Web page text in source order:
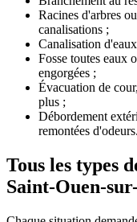
Racines d'arbres
canalisations ;
Canalisation
Fosse toutes eaux
engorgées ;
Évacuation de
plus ;
Débordement
remontées d'odeurs.
Tous les types
Saint-Ouen-